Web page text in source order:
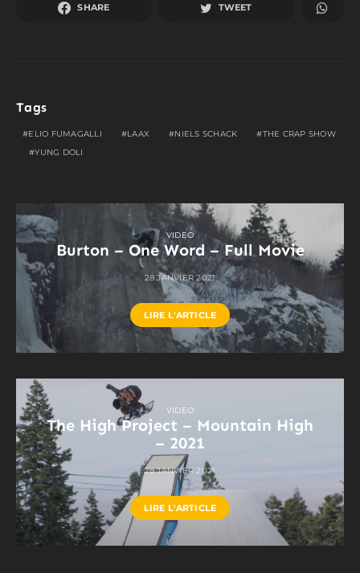
SHARE TWEET
Tags
ELIO FUMAGALLI LAAX NIELS SCHACK
THE CRAP SHOW
YUNG DOLI
VIDEO
Burton – One Word – Full Movie
28 JANVIER 2021
LIRE L'ARTICLE
VIDEO
The High Project – Mountain High
– 2021
28 JANVIER 2021
LIRE L'ARTICLE